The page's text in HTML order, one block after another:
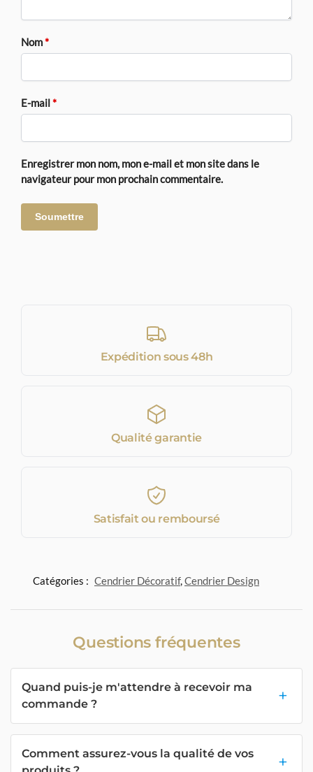
Nom*
E-mail*
Enregistrer mon nom, mon e-mail et mon site dans le
navigateur pour mon prochain commentaire.
Expédition sous 48h
Qualité garantie
Satisfait ou remboursé
Catégories : Cendrier Décoratif,Cendrier Design
Questions fréquentes
Quand puis-je m'attendre à recevoir ma
commande ?
Comment assurez-vous la qualité de vos